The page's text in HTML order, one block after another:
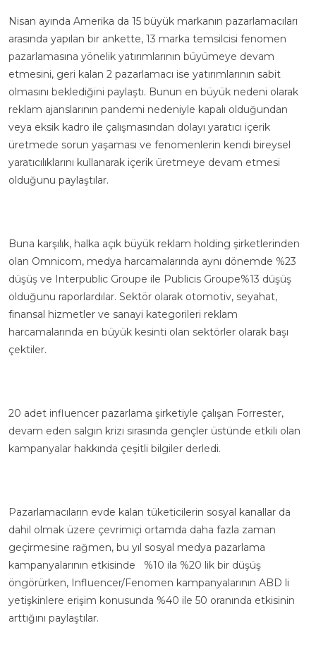
Nisan ayında Amerika da 15 büyük markanın pazarlamacıları
arasında yapılan bir ankette, 13 marka temsilcisi fenomen
pazarlamasına yönelik yatırımlarının büyümeye devam
etmesini, geri kalan 2 pazarlamacı ise yatırımlarının sabit
olmasını beklediğini paylaştı. Bunun en büyük nedeni olarak
reklam ajanslarının pandemi nedeniyle kapalı olduğundan
veya eksik kadro ile çalışmasından dolayı yaratıcı içerik
üretmede sorun yaşaması ve fenomenlerin kendi bireysel
yaratıcılıklarını kullanarak içerik üretmeye devam etmesi
olduğunu paylaştılar.
Buna karşılık, halka açık büyük reklam holding şirketlerinden
olan Omnicom, medya harcamalarında aynı dönemde %23
düşüş ve Interpublic Groupe ile Publicis Groupe%13 düşüş
olduğunu raporlardılar. Sektör olarak otomotiv, seyahat,
finansal hizmetler ve sanayi kategorileri reklam
harcamalarında en büyük kesinti olan sektörler olarak başı
çektiler.
20 adet influencer pazarlama şirketiyle çalışan Forrester,
devam eden salgın krizi sırasında gençler üstünde etkili olan
kampanyalar hakkında çeşitli bilgiler derledi.
Pazarlamacıların evde kalan tüketicilerin sosyal kanallar da
dahil olmak üzere çevrimiçi ortamda daha fazla zaman
geçirmesine rağmen, bu yıl sosyal medya pazarlama
kampanyalarının etkisinde %10 ila %20 lik bir düşüş
öngörürken, Influencer/Fenomen kampanyalarının ABD li
yetişkinlere erişim konusunda %40 ile 50 oranında etkisinin
arttığını paylaştılar.